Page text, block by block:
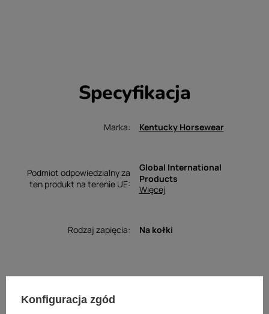
Specyfikacja
Marka Kentucky Horsewear
Podmiot odpowiedzialny za
ten produkt na terenie UE
Global International
Products
Więcej
Rodzaj zapięcia Na kołki
Konfiguracja zgód